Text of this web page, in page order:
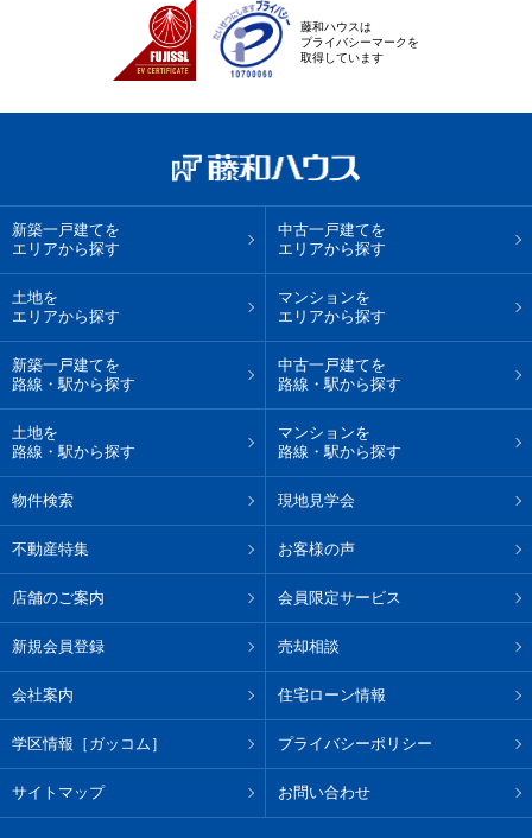
藤和ハウスは
プライバシーマークを
取得しています
新築一戸建てを
エリアから探す
中古一戸建てを
エリアから探す
土地を
エリアから探す
マンションを
エリアから探す
新築一戸建てを
路線・駅から探す
中古一戸建てを
路線・駅から探す
土地を
路線・駅から探す
マンションを
路線・駅から探す
物件検索 現地見学会
不動産特集 お客様の声
店舗のご案内 会員限定サービス
新規会員登録 売却相談
会社案内 住宅ローン情報
学区情報［ガッコム］ プライバシーポリシー
サイトマップ お問い合わせ